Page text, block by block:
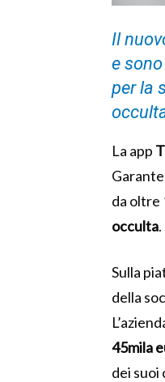
Il
e
per la
La app
da oltre
occulta.
Sulla
della
45mila
dei